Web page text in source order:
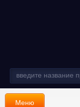
Меню